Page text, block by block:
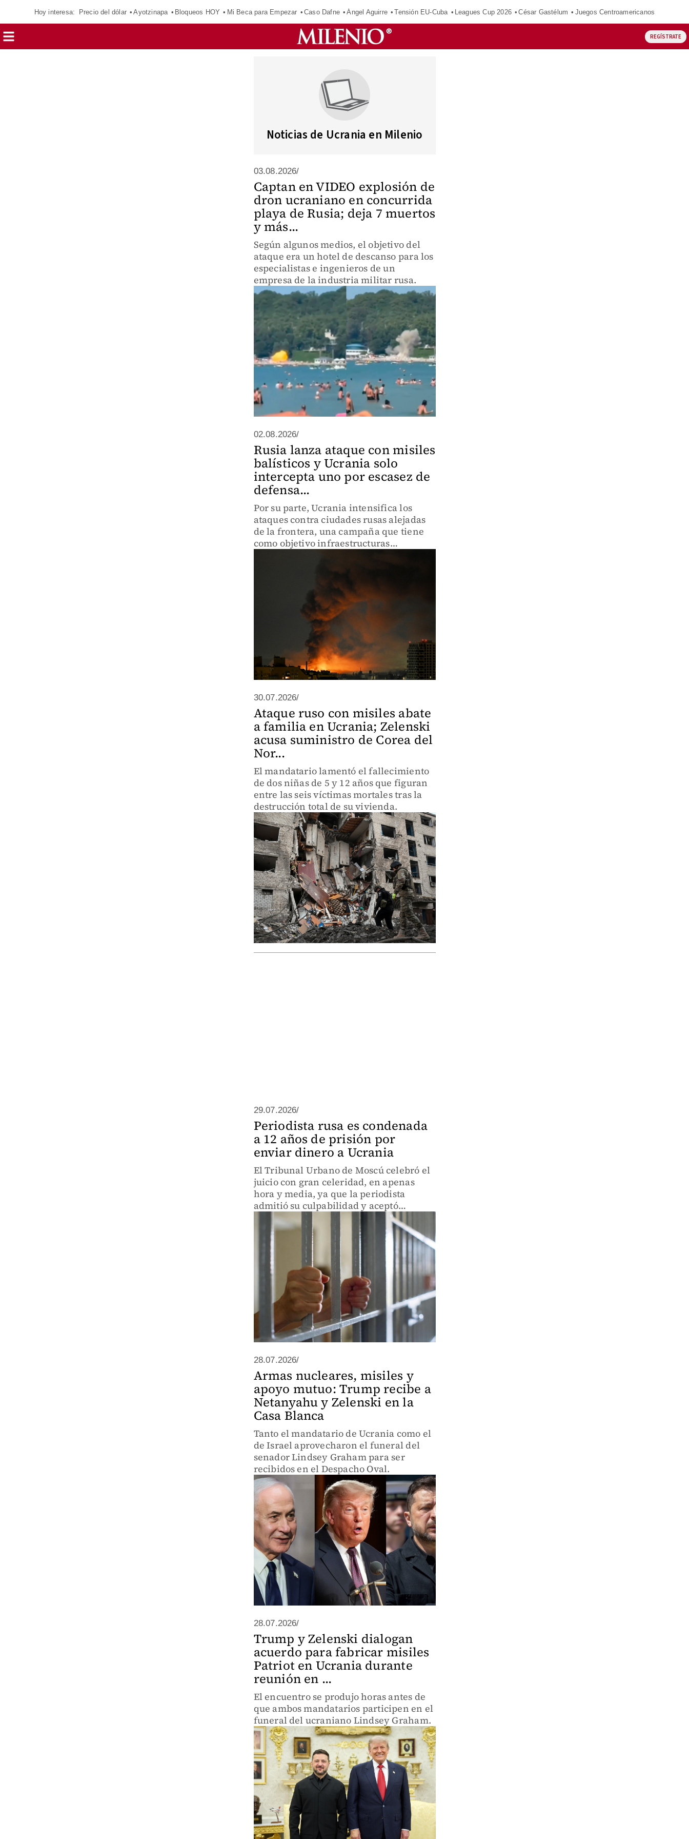
Hoy interesa: Precio del dólar Ayotzinapa Bloqueos HOY Mi Beca para Empezar Caso Dafne Ángel Aguirre Tensión EU-Cuba Leagues Cup 2026 César Gastélum Juegos Centroamericanos
REGÍSTRATE
Noticias de Ucrania en Milenio
03.08.2026/
Captan en VIDEO explosión de
dron ucraniano en concurrida
playa de Rusia; deja 7 muertos
y más...
Según algunos medios, el objetivo del
ataque era un hotel de descanso para los
especialistas e ingenieros de un
empresa de la industria militar rusa.
02.08.2026/
Rusia lanza ataque con misiles
balísticos y Ucrania solo
intercepta uno por escasez de
defensa...
Por su parte, Ucrania intensifica los
ataques contra ciudades rusas alejadas
de la frontera, una campaña que tiene
como objetivo infraestructuras
30.07.2026/
Ataque ruso con misiles abate
a familia en Ucrania; Zelenski
acusa suministro de Corea del
Nor...
El mandatario lamentó el fallecimiento
de dos niñas de 5 y 12 años que figuran
entre las seis víctimas mortales tras la
destrucción total de su vivienda.
29.07.2026/
Periodista rusa es condenada
a 12 años de prisión por
enviar dinero a Ucrania
El Tribunal Urbano de Moscú celebró el
juicio con gran celeridad, en apenas
hora y media, ya que la periodista
admitió su culpabilidad y aceptó
colaborar con las autoridades.
28.07.2026/
Armas nucleares, misiles y
apoyo mutuo: Trump recibe a
Netanyahu y Zelenski en la
Casa Blanca
Tanto el mandatario de Ucrania como el
de Israel aprovecharon el funeral del
senador Lindsey Graham para ser
recibidos en el Despacho Oval.
28.07.2026/
Trump y Zelenski dialogan
acuerdo para fabricar misiles
Patriot en Ucrania durante
reunión en ...
El encuentro se produjo horas antes de
que ambos mandatarios participen en el
funeral del ucraniano Lindsey Graham.